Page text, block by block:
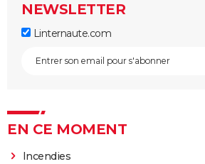
NEWSLETTER
Linternaute.com
EN CE MOMENT
Incendies